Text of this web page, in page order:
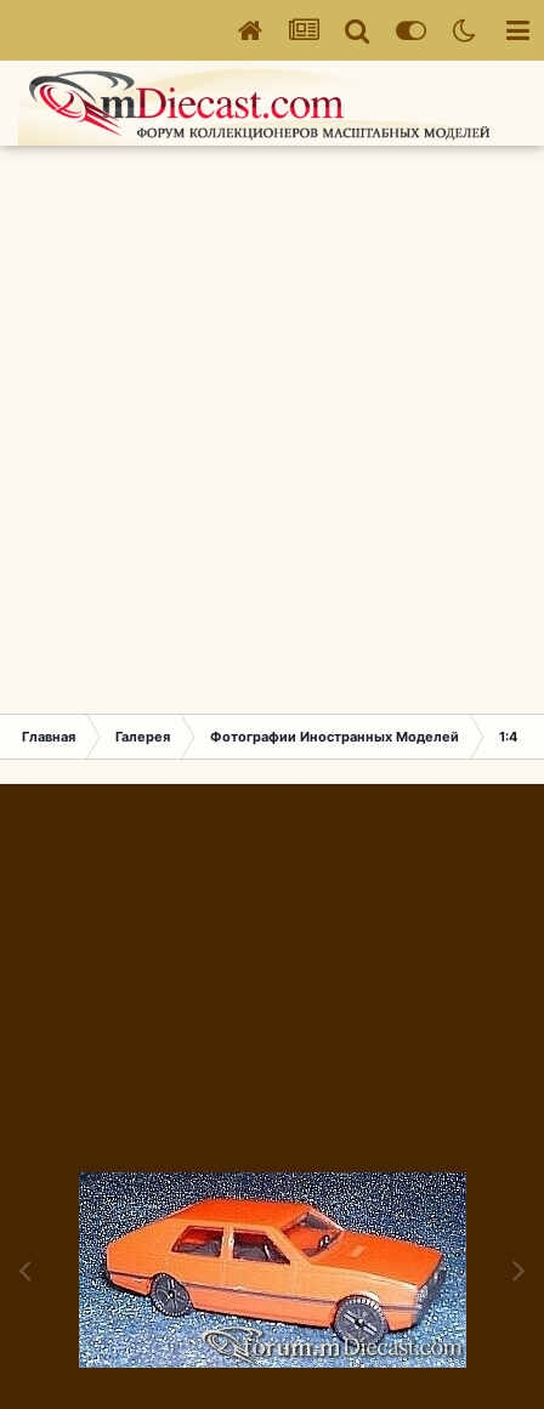
Главная Галерея Фотографии Иностранных Моделей 1:43